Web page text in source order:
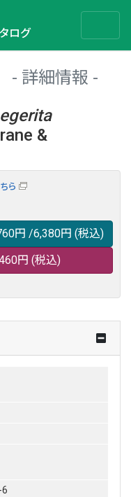
ログ
詳細情報
&
下のバナー(DBRP)か
ら
円 /6,380円 (税込)
円 (税込)